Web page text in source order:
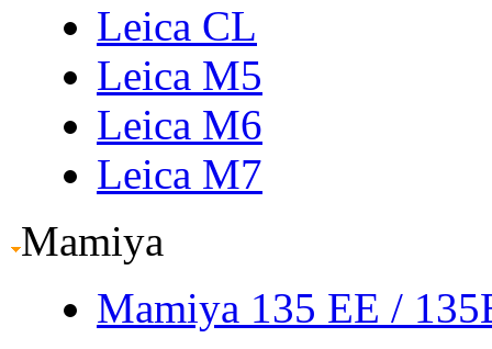
Leica CL
Leica M5
Leica M6
Leica M7
Mamiya
Mamiya 135 EE /